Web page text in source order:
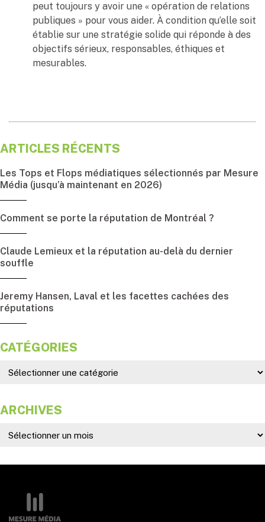
peut toujours y avoir une « opération de relations
publiques » pour vous aider. À condition qu’elle soit
établie sur une stratégie solide qui réponde à des
objectifs sérieux, responsables, éthiques et
mesurables.
ARTICLES RÉCENTS
Les Tops et Flops médiatiques sélectionnés par Mesure
Média (jusqu’à maintenant en 2026)
Comment se porte la réputation de Montréal ?
Claude Lemieux et la réputation au-delà du dernier
souffle
Jeremy Hansen, Laval et les facettes cachées des
réputations
CATÉGORIES
ARCHIVES